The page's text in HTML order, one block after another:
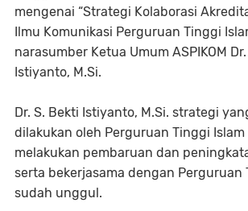
mengenai “Strategi Kolaborasi
Ilmu Komunikasi Perguruan Tinggi
narasumber Ketua Umum ASPIKOM
Istiyanto, M.Si.
Dr. S. Bekti Istiyanto, M.Si. strategi
dilakukan oleh Perguruan Tinggi
melakukan pembaruan dan
serta bekerjasama dengan Perguruan
sudah unggul.